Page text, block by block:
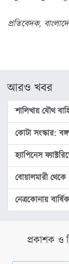
খ্রিস্টান
ভিডিও
গ্যালারি
বিজ্ঞান
ও
প্রযুক্তি
আইন
ও
আদালত
পরিবেশ
প্রতিবেদক,
আরও খবর
শালিখায় যৌথ
কোটা সংস্কার:
হ্যাপিনেস
বোয়ালমারী
নেত্রকোনায়
প্রকাশক ও